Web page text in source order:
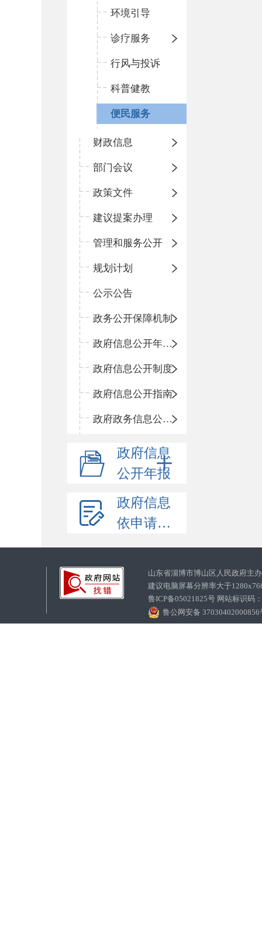
环境引导
诊疗服务
行风与投诉
科普健教
便民服务
财政信息
部门会议
政策文件
建议提案办理
管理和服务公开
规划计划
公示公告
政务公开保障机制
政府信息公开年度报告
政府信息公开制度
政府信息公开指南
政府政务信息公开目录
政府信息
公开年报
政府信息
依申请公开
山东省淄博市博山区人民政府
建议电脑屏幕分辨率大于
鲁ICP备05021825号 网站标识码
鲁公网安备 37030402000856